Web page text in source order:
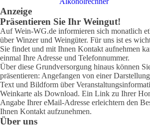
Anzeige
Präsentieren Sie Ihr Weingut!
Auf Wein-WG.de informieren sich monatlich
über Winzer und Weingüter. Für uns ist es
Sie findet und mit Ihnen Kontakt aufnehmen
einmal Ihre Adresse und Telefonnummer.
Über diese Grundversorgung hinaus können
präsentieren: Angefangen von einer
Text und Bildform über
Weinkarte als Download. Ein Link zu Ihrer
Angabe Ihrer eMail-Adresse erleichtern den
Ihnen Kontakt aufzunehmen.
Über uns